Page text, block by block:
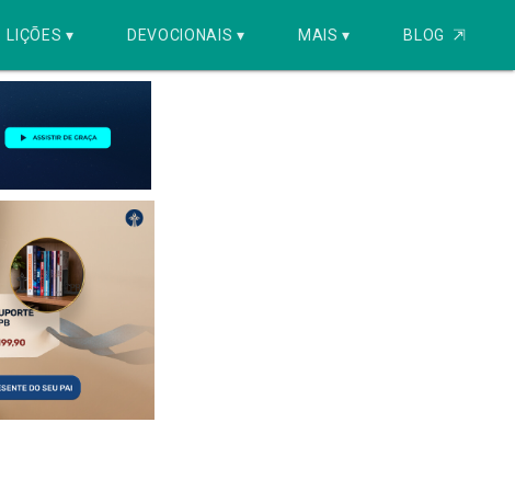
LIÇÕES ▾ DEVOCIONAIS ▾ MAIS ▾ BLOG ⇱